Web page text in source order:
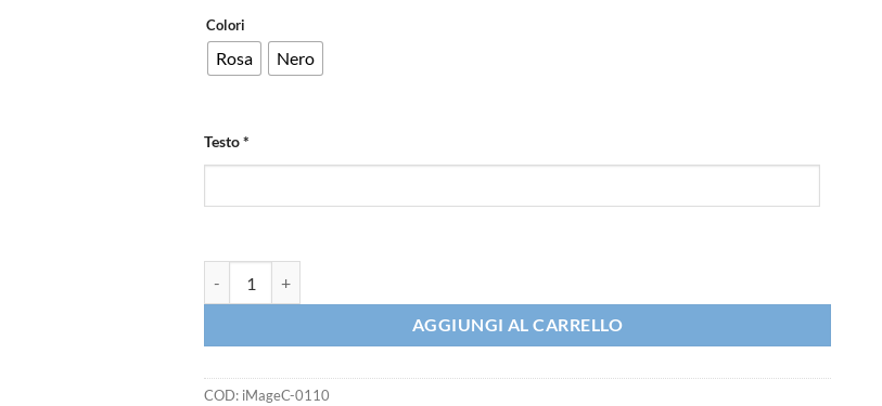
Colori
Rosa Nero
Testo*
AGGIUNGI AL CARRELLO
COD: iMageC-0110